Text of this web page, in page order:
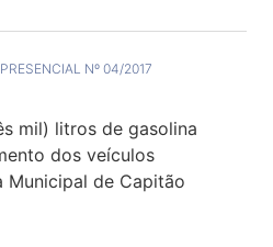
Nº 04/2017
mil) litros de gasolina
dos veículos
Municipal de Capitão